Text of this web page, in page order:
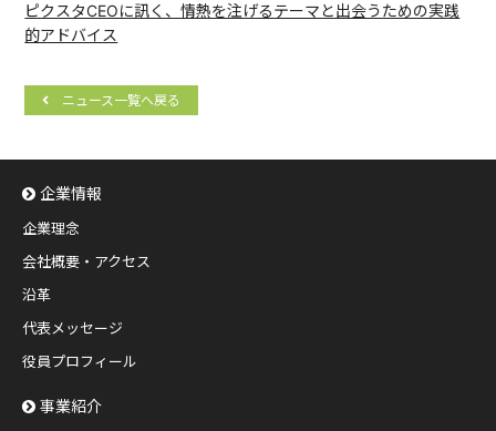
ピクスタCEOに訊く、情熱を注げるテーマと出会うための実践
的アドバイス
ニュース一覧へ戻る
企業情報
企業理念
会社概要・アクセス
沿革
代表メッセージ
役員プロフィール
事業紹介